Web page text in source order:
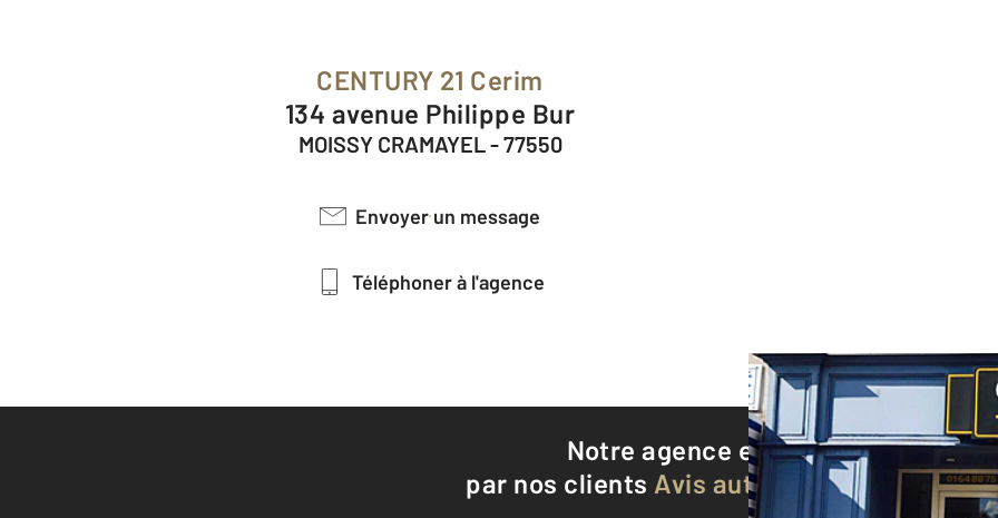
CENTURY 21 Cerim
134 avenue Philippe Bur
MOISSY CRAMAYEL - 77550
Envoyer un message
Téléphoner à l'agence
Notre agence est notée9,1/10
par nos clients Avis authentifiés par